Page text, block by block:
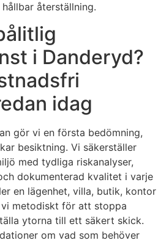
återställning.
i Danderyd?
idag
gör vi en första bedömning,
besiktning. Vi säkerställer
med tydliga riskanalyser,
dokumenterad kvalitet i varje
en lägenhet, villa, butik, kontor
metodiskt för att stoppa
ytorna till ett säkert skick.
om vad som behöver